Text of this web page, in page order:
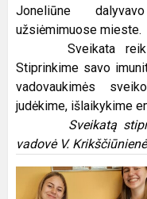
Joneliūne
užsiėmimuose mieste.
Sveikata reikia
Stiprinkime savo
vadovaukimės
judėkime, išlaikykime
Sveikatą
vadovė V.